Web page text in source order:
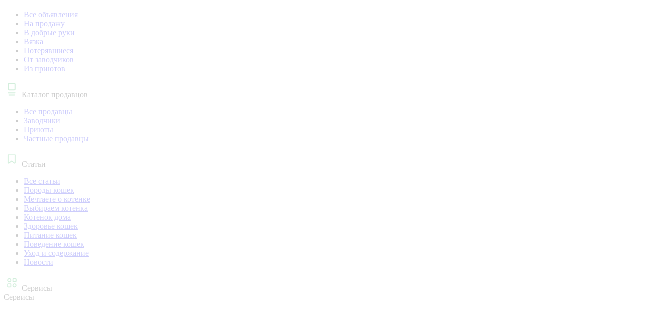
Все объявления
На продажу
В добрые руки
Вязка
Потерявшиеся
От заводчиков
Из приютов
Каталог продавцов
Все продавцы
Заводчики
Приюты
Частные продавцы
Статьи
Все статьи
Породы кошек
Мечтаете о котенке
Выбираем котенка
Котенок дома
Здоровье кошек
Питание кошек
Поведение кошек
Уход и содержание
Новости
Сервисы
Сервисы